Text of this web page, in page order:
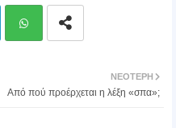
atsa
ΝΕΌΤΕΡΗ
Από πού προέρχεται η λέξη «σπα»;